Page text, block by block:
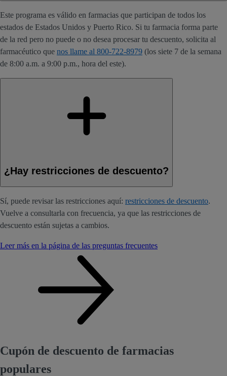
Este programa es válido en farmacias que participan de todos los
estados de Estados Unidos y Puerto Rico. Si tu farmacia forma parte
de la red pero no puede o no desea procesar tu descuento, solicita al
farmacéutico que nos llame al 800-722-8979 (los siete 7 de la semana
de 8:00 a.m. a 9:00 p.m., hora del este).
¿Hay restricciones de descuento?
Sí, puede revisar las restricciones aquí: restricciones de descuento.
Vuelve a consultarla con frecuencia, ya que las restricciones de
descuento están sujetas a cambios.
Leer más en la página de las preguntas frecuentes
Cupón de descuento de farmacias
populares